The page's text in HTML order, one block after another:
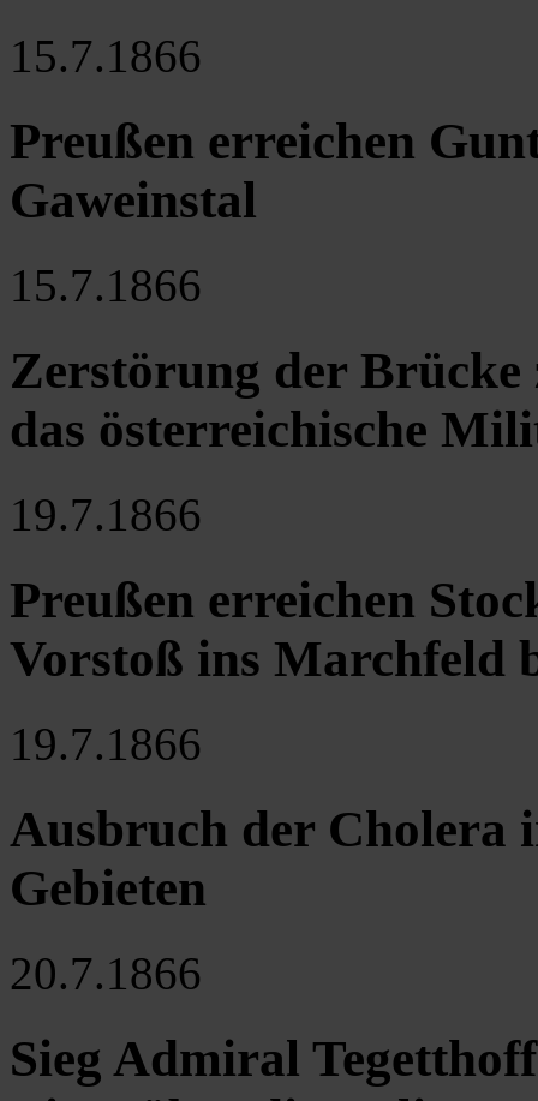
15.7.1866
Preußen erreichen
Gaweinstal
15.7.1866
Zerstörung der
das österreichische
19.7.1866
Preußen erreichen
Vorstoß ins Marchfeld
19.7.1866
Ausbruch der Cholera
Gebieten
20.7.1866
Sieg Admiral